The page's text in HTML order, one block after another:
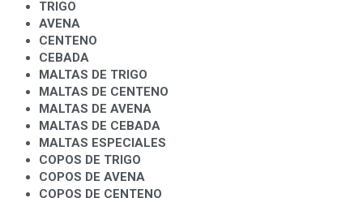
TRIGO
AVENA
CENTENO
CEBADA
MALTAS DE TRIGO
MALTAS DE CENTENO
MALTAS DE AVENA
MALTAS DE CEBADA
MALTAS ESPECIALES
COPOS DE TRIGO
COPOS DE AVENA
COPOS DE CENTENO